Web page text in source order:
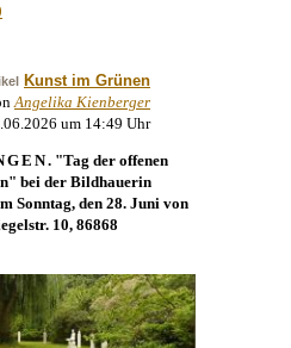
Kunst im Grünen
Angelika Kienberger
um 14:49 Uhr
. "Tag der offenen
bei der Bildhauerin
Sonntag, den 28. Juni von
10, 86868